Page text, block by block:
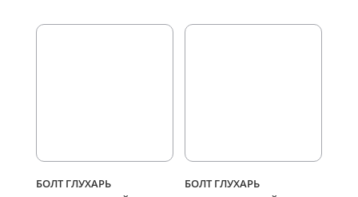
БОЛТ ГЛУХАРЬ
БОЛТ ГЛУХАРЬ